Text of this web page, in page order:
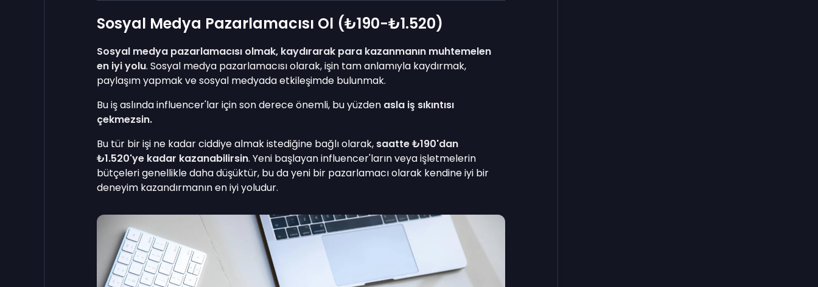
Sosyal Medya Pazarlamacısı Ol (₺190-₺1.520)
Sosyal medya pazarlamacısı olmak, kaydırarak para kazanmanın muhtemelen
en iyi yolu. Sosyal medya pazarlamacısı olarak, işin tam anlamıyla kaydırmak,
paylaşım yapmak ve sosyal medyada etkileşimde bulunmak.
Bu iş aslında influencer'lar için son derece önemli, bu yüzden asla iş sıkıntısı
çekmezsin.
Bu tür bir işi ne kadar ciddiye almak istediğine bağlı olarak, saatte ₺190'dan
₺1.520'ye kadar kazanabilirsin. Yeni başlayan influencer'ların veya işletmelerin
bütçeleri genellikle daha düşüktür, bu da yeni bir pazarlamacı olarak kendine iyi bir
deneyim kazandırmanın en iyi yoludur.